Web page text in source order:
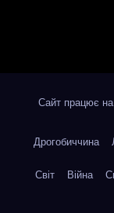
Сайт працює
Дрогобиччина
Світ Війна